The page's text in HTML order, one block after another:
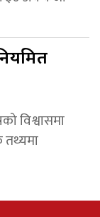
विश्वासमा
तथ्यमा